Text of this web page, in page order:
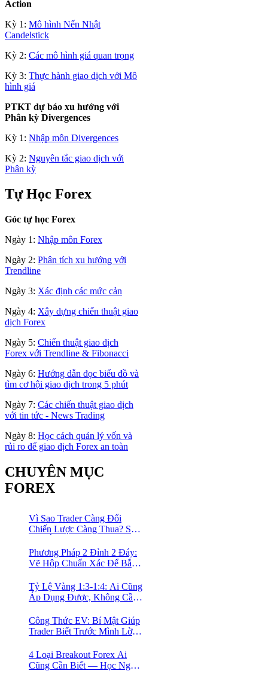
Action
Kỳ 1: Mô hình Nến Nhật
Candelstick
Kỳ 2: Các mô hình giá quan trọng
Kỳ 3: Thực hành giao dịch với Mô
hình giá
PTKT dự báo xu hướng với
Phân kỳ Divergences
Kỳ 1: Nhập môn Divergences
Kỳ 2: Nguyên tắc giao dịch với
Phân kỳ
Tự Học Forex
Góc tự học Forex
Ngày 1: Nhập môn Forex
Ngày 2: Phân tích xu hướng với
Trendline
Ngày 3: Xác định các mức cản
Ngày 4: Xây dựng chiến thuật giao
dịch Forex
Ngày 5: Chiến thuật giao dịch
Forex với Trendline & Fibonacci
Ngày 6: Hướng dẫn đọc biểu đồ và
tìm cơ hội giao dịch trong 5 phút
Ngày 7: Các chiến thuật giao dịch
với tin tức - News Trading
Ngày 8: Học cách quản lý vốn và
rủi ro để giao dịch Forex an toàn
CHUYÊN MỤC
FOREX
Vì Sao Trader Càng Đổi
Chiến Lược Càng Thua? Sự
Phương Pháp 2 Đỉnh 2 Đáy:
Vẽ Hộp Chuẩn Xác Để Bắt
Trader Forex
Tỷ Lệ Vàng 1:3-1:4: Ai Cũng
Áp Dụng Được, Không Cần
Công Thức EV: Bí Mật Giúp
Trader Biết Trước Mình Lời
4 Loại Breakout Forex Ai
Cũng Cần Biết — Học Ngay